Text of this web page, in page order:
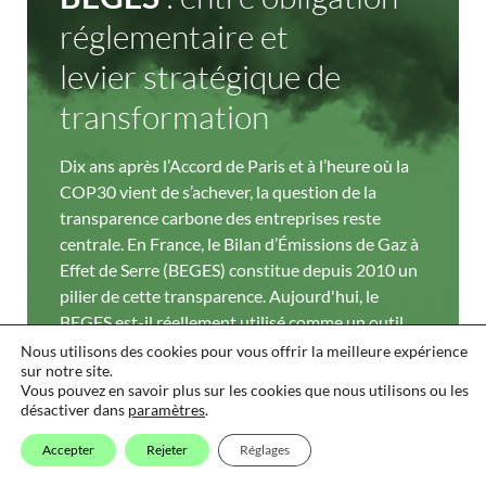
réglementaire et
levier stratégique de
transformation
Dix ans après l’Accord de Paris et à l’heure où la
COP30 vient de s’achever, la question de la
transparence carbone des entreprises reste
centrale. En France, le Bilan d’Émissions de Gaz à
Effet de Serre (BEGES) constitue depuis 2010 un
pilier de cette transparence. Aujourd'hui, le
BEGES est-il réellement utilisé comme un outil
stratégique de pilotage de la transition, ou
demeure-t-il une formalité administrative ?
Explorer l'article
L’Aktu
One Minute For Climate
Carrière
Nous contacter
Academy
03
Découvrir
Découvrir
Mobilités
durables
03
Découvrir
Bâtiments &
infrastructures
durables
04
Découvrir
BonjourParis!
Paris
Wojo - 82 Av. du Maine,
Nouscontacter
+33(0)6 86 27 82 04
Envoyez-nous un message
Rejoingnez-nous sur Linkedin
Nantes
5 place Paul Emile Ladmirault,
Nouscontacter
+33(0)6 86 27 82 04
Envoyez-nous un message
Rejoingnez-nous sur Linkedin
Bordeaux
33 avenue Auguste Ferret,
33110 Le Bouscat
Nouscontacter
+33(0)7 82 99 56 49
Envoyez-nous un message
Rejoingnez-nous sur Linkedin
Lyon
Wojo - 10 Pl. Pierre Renaudel,
Nouscontacter
+33(0)7 82 99 56 49
Envoyez-nous un message
Rejoingnez-nous sur Linkedin
Nous utilisons des cookies pour vous offrir la meilleure expérience
sur notre site.
Vous pouvez en savoir plus sur les cookies que nous utilisons ou les
désactiver dans paramètres.
Accepter Rejeter Réglages